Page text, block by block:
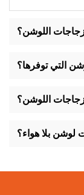
اللوشن؟
تشمل
اللوشن.
التي توفرها؟
بأساليب
يضمن
اللوشن؟
المستهلكين.
لوشن بلا هواء؟